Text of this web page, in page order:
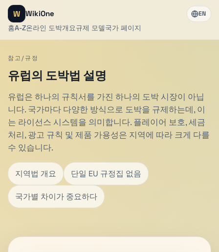
W WikiOne
홈A-Z온라인 도박개요규제 모델국가 페이지
EN
참고/규정
유럽의 도박법 설명
유럽은 하나의 규칙서를 가진 하나의 도박 시장이 아닙
니다. 국가마다 다양한 방식으로 도박을 규제하는데, 이
는 라이선스 시스템을 의미합니다. 플레이어 보호, 세금
처리, 광고 규칙 및 제품 가용성은 지역에 따라 크게 다를
수 있습니다.
지역법 개요 단일 EU 규정집 없음
국가별 차이가 중요하다